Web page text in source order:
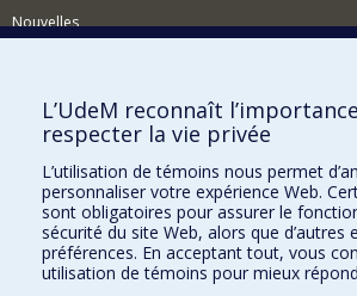
Nouvelles
Comment soutenir le Département?
BESOIN D'AIDE?
Plan du site
Signaler une erreur
Accessibilité
FACULTÉ DES ARTS ET DES SCIENCES
L’UdeM reconnaît
respecter la vie privée
L’utilisation de témoins nous permet
personnaliser votre expérience Web.
sont obligatoires pour assurer le
sécurité du site Web, alors que d’autres
préférences. En acceptant tout, vous
utilisation de témoins pour mieux